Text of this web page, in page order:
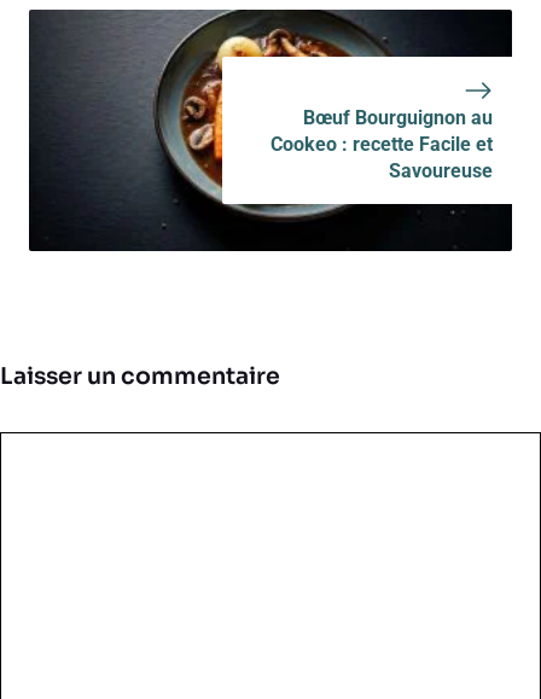
Bœuf Bourguignon au
Cookeo : recette Facile et
Savoureuse
Laisser un commentaire